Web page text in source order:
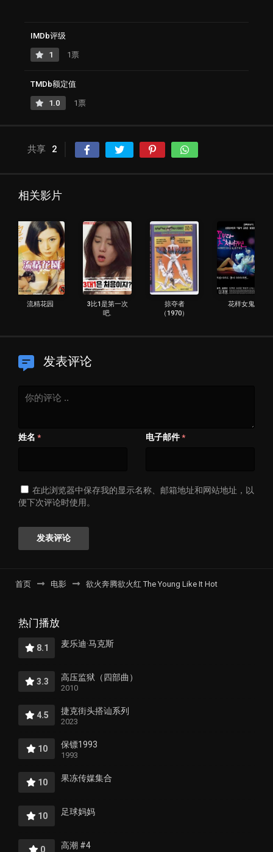
IMDb评级
1 1票
TMDb额定值
1.0 1票
共享 2
相关影片
流精花园
3比1是第一次
吧.
掠夺者
（1970）
花样女鬼
发表评论
姓名 * 电子邮件 *
在此浏览器中保存我的显示名称、邮箱地址和网站地址，以
便下次评论时使用。
首页 电影 欲火奔腾欲火红 The Young Like It Hot
热门播放
8.1 麦乐迪·马克斯
3.3 高压监狱（四部曲）
2010
4.5 捷克街头搭讪系列
2023
10 保镖1993
1993
10 果冻传媒集合
10 足球妈妈
0 高潮 #4